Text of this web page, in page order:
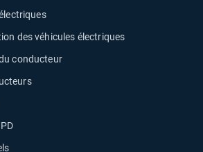
des véhicules électriques
conducteur